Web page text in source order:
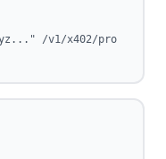
/v1/x402/pro